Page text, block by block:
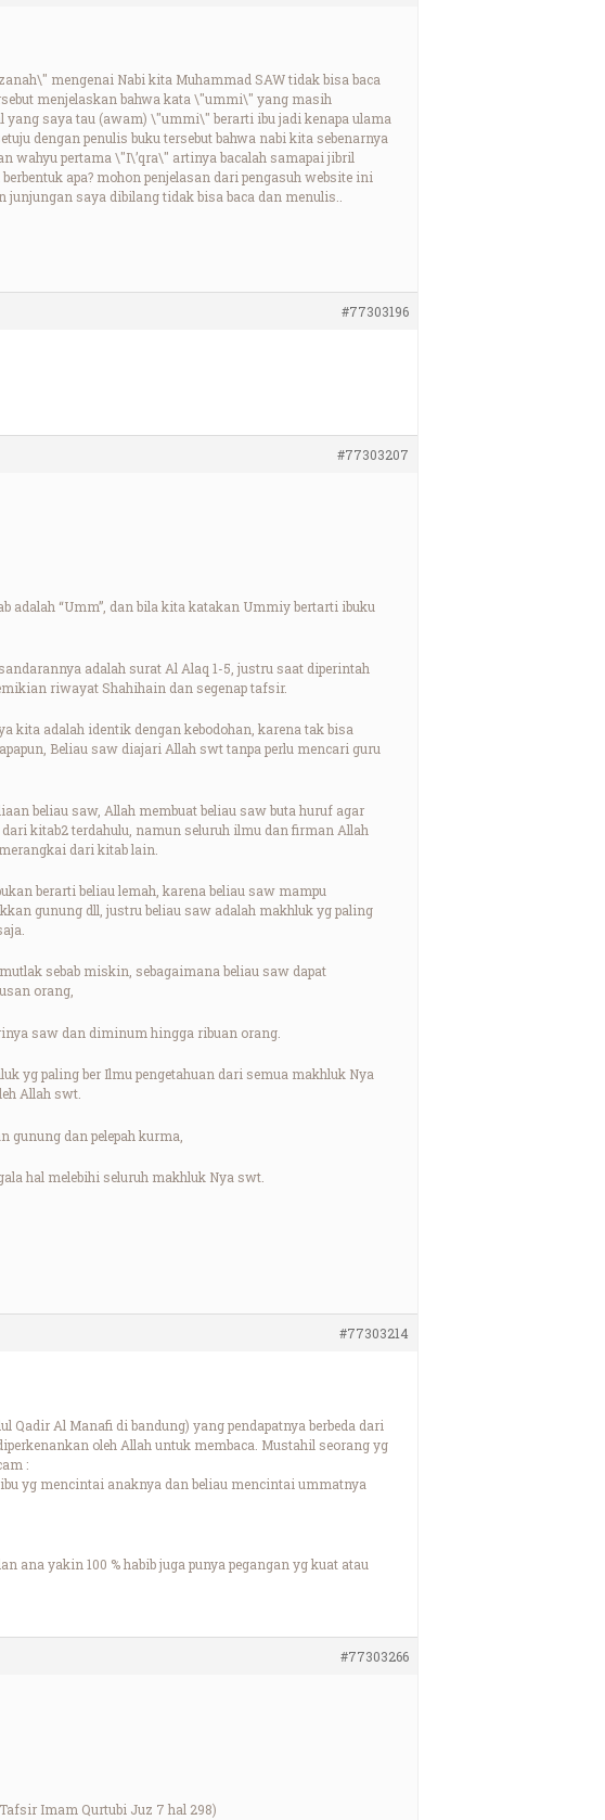
mengenai Nabi kita Muhammad SAW tidak bisa baca
menjelaskan bahwa kata \"ummi\" yang masih
saya tau (awam) \"ummi\" berarti ibu jadi kenapa ulama
dengan penulis buku tersebut bahwa nabi kita sebenarnya
wahyu pertama \"I\’qra\" artinya bacalah samapai jibril
apa? mohon penjelasan dari pengasuh website ini
saya dibilang tidak bisa baca dan menulis..
#77303196
#77303207
adalah “Umm”, dan bila kita katakan Ummiy bertarti ibuku
adalah surat Al Alaq 1-5, justru saat diperintah
riwayat Shahihain dan segenap tafsir.
kita adalah identik dengan kebodohan, karena tak bisa
Beliau saw diajari Allah swt tanpa perlu mencari guru
beliau saw, Allah membuat beliau saw buta huruf agar
kitab2 terdahulu, namun seluruh ilmu dan firman Allah
dari kitab lain.
berarti beliau lemah, karena beliau saw mampu
gunung dll, justru beliau saw adalah makhluk yg paling
sebab miskin, sebagaimana beliau saw dapat
orang,
saw dan diminum hingga ribuan orang.
yg paling ber Ilmu pengetahuan dari semua makhluk Nya
Allah swt.
gunung dan pelepah kurma,
hal melebihi seluruh makhluk Nya swt.
#77303214
Qadir Al Manafi di bandung) yang pendapatnya berbeda dari
oleh Allah untuk membaca. Mustahil seorang yg
:
yg mencintai anaknya dan beliau mencintai ummatnya
yakin 100 % habib juga punya pegangan yg kuat atau
#77303266
Imam Qurtubi Juz 7 hal 298)